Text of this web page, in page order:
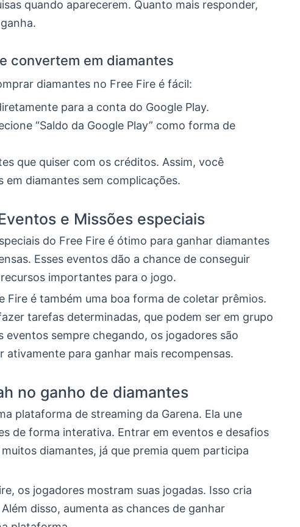
quando aparecerem. Quanto mais responder,
convertem em diamantes
diamantes no Free Fire é fácil:
para a conta do Google Play.
“Saldo da Google Play” como forma de
que quiser com os créditos. Assim, você
diamantes sem complicações.
e Missões especiais
do Free Fire é ótimo para ganhar diamantes
Esses eventos dão a chance de conseguir
importantes para o jogo.
Fire é também uma boa forma de coletar prêmios.
tarefas determinadas, que podem ser em grupo
eventos sempre chegando, os jogadores são
ativamente para ganhar mais recompensas.
no ganho de diamantes
plataforma de streaming da Garena. Ela une
de forma interativa. Entrar em eventos e desafios
diamantes, já que premia quem participa
os jogadores mostram suas jogadas. Isso cria
disso, aumenta as chances de ganhar